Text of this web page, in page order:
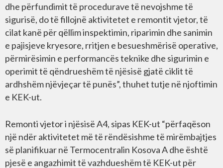
dhe përfundimit të procedurave të nevojshme të
sigurisë, do të fillojnë aktivitetet e remontit vjetor, të
cilat kanë për qëllim inspektimin, riparimin dhe sanimin
e pajisjeve kryesore, rritjen e besueshmërisë operative,
përmirësimin e performancës teknike dhe sigurimin e
operimit të qëndrueshëm të njësisë gjatë ciklit të
ardhshëm njëvjeçar të punës”, thuhet tutje në njoftimin
e KEK-ut.
Remonti vjetor i njësisë A4, sipas KEK-ut “përfaqëson
një ndër aktivitetet më të rëndësishme të mirëmbajtjes
së planifikuar në Termocentralin Kosova A dhe është
pjesë e angazhimit të vazhdueshëm të KEK-ut për